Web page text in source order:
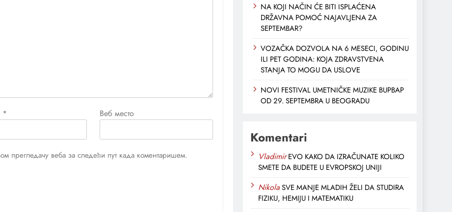
* Веб место
прегледачу веба за следећи пут када коментаришем.
NA KOJI NAČIN ĆE BITI ISPLAĆENA
DRŽAVNA POMOĆ NAJAVLJENA ZA
SEPTEMBAR?
VOZAČKA DOZVOLA NA 6 MESECI, GODINU
ILI PET GODINA: KOJA ZDRAVSTVENA
STANJA TO MOGU DA USLOVЕ
NOVI FESTIVAL UMETNIČKE MUZIKE BUPBAP
OD 29. SEPTEMBRA U BEOGRADU
Komentari
Vladimir EVO KAKO DA IZRAČUNATE KOLIKO
SMETE DA BUDETE U EVROPSKOJ UNIJI
NikolaSVE MANJE MLADIH ŽELI DA STUDIRA
FIZIKU, HEMIJU I MATEMATIKU